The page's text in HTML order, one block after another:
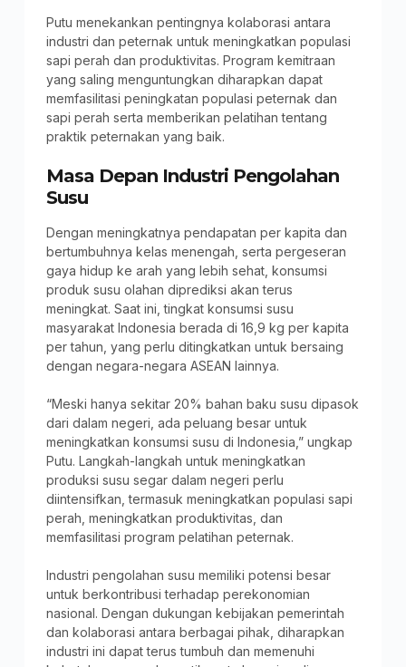
Putu menekankan pentingnya kolaborasi antara
industri dan peternak untuk meningkatkan populasi
sapi perah dan produktivitas. Program kemitraan
yang saling menguntungkan diharapkan dapat
memfasilitasi peningkatan populasi peternak dan
sapi perah serta memberikan pelatihan tentang
praktik peternakan yang baik.
Masa Depan Industri Pengolahan
Susu
Dengan meningkatnya pendapatan per kapita dan
bertumbuhnya kelas menengah, serta pergeseran
gaya hidup ke arah yang lebih sehat, konsumsi
produk susu olahan diprediksi akan terus
meningkat. Saat ini, tingkat konsumsi susu
masyarakat Indonesia berada di 16,9 kg per kapita
per tahun, yang perlu ditingkatkan untuk bersaing
dengan negara-negara ASEAN lainnya.
“Meski hanya sekitar 20% bahan baku susu dipasok
dari dalam negeri, ada peluang besar untuk
meningkatkan konsumsi susu di Indonesia,” ungkap
Putu. Langkah-langkah untuk meningkatkan
produksi susu segar dalam negeri perlu
diintensifkan, termasuk meningkatkan populasi sapi
perah, meningkatkan produktivitas, dan
memfasilitasi program pelatihan peternak.
Industri pengolahan susu memiliki potensi besar
untuk berkontribusi terhadap perekonomian
nasional. Dengan dukungan kebijakan pemerintah
dan kolaborasi antara berbagai pihak, diharapkan
industri ini dapat terus tumbuh dan memenuhi